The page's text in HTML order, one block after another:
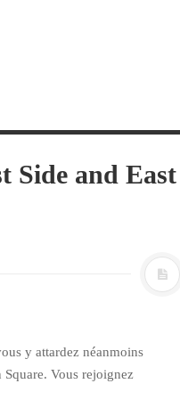
Side and East
y attardez néanmoins
Vous rejoignez